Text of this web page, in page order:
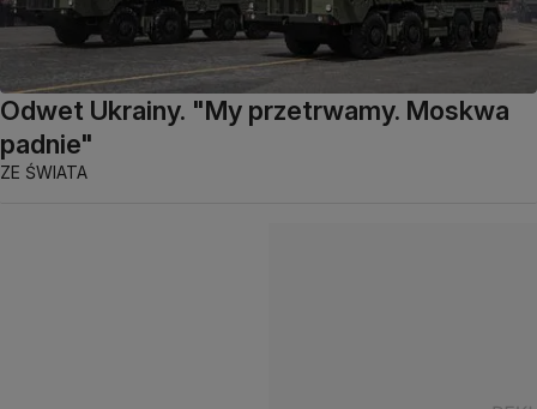
Odwet Ukrainy. "My przetrwamy. Moskwa
padnie"
ZE ŚWIATA